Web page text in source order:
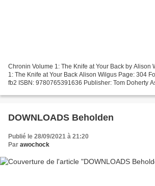
Chronin Volume 1: The Knife at Your Back by Alison
1: The Knife at Your Back Alison Wilgus Page: 304
fb2 ISBN: 9780765391636 Publisher: Tom Doherty
DOWNLOADS Beholden
Publié le 28/09/2021 à 21:20
Par awochock